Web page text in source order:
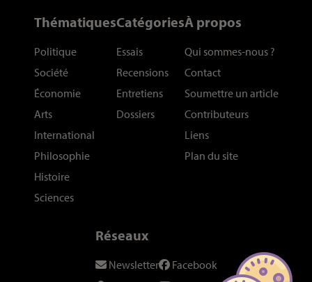
Thématiques
Politique
Société
Économie
Arts
International
Philosophie
Histoire
Sciences
Catégories
Essais
Recensions
Entretiens
Dossiers
À propos
Qui sommes-nous ?
Contact
Soumettre un article
Contributeurs
Liens
Plan du site
Réseaux
Newsletter
Facebook